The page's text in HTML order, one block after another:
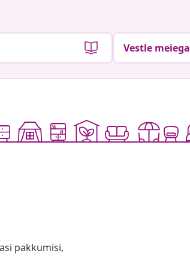
Vestle meiega
pakkumisi,